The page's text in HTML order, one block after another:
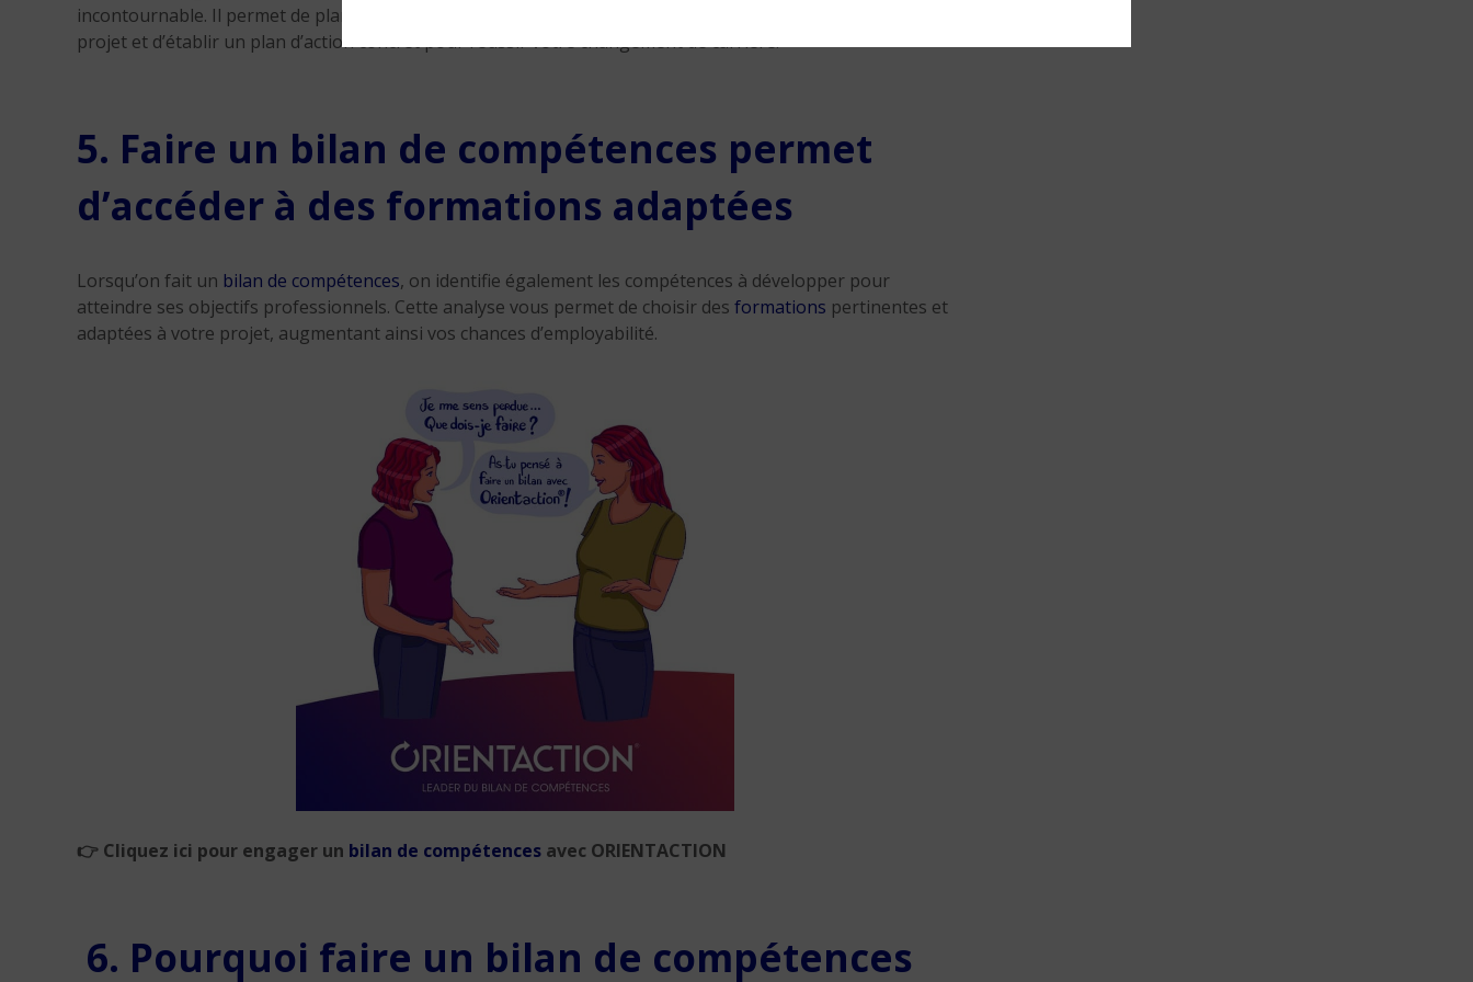
incontournable. Il permet de planifier chaque phase de votre transition, d’évaluer la faisabilité de votre
projet et d’établir un plan d’action concret pour réussir votre changement de carrière.
5. Faire un bilan de compétences permet
d’accéder à des formations adaptées
Lorsqu’on fait un bilan de compétences, on identifie également les compétences à développer pour
atteindre ses objectifs professionnels. Cette analyse vous permet de choisir des formations pertinentes et
adaptées à votre projet, augmentant ainsi vos chances d’employabilité.
👉 Cliquez ici pour engager un bilan de compétences avec ORIENTACTION
6. Pourquoi faire un bilan de compétences